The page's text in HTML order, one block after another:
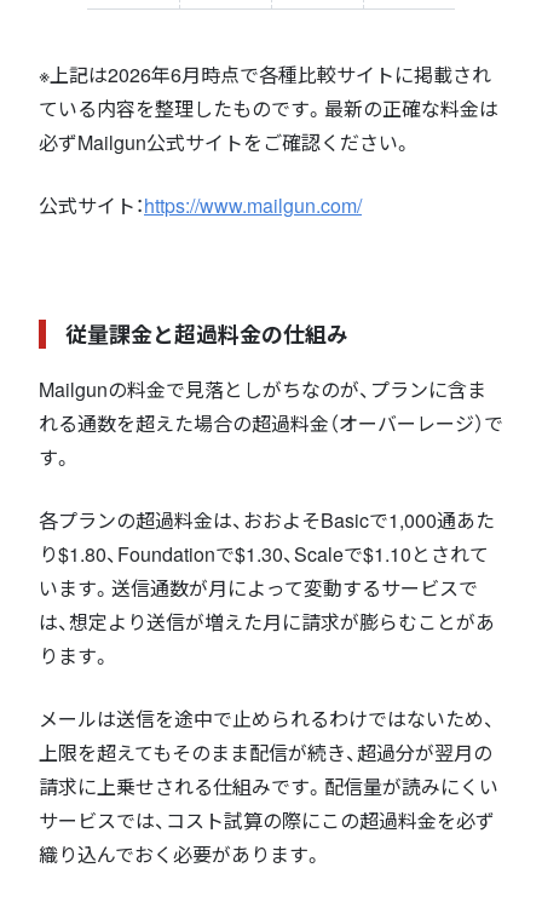
※上記は2026年6月時点で各種比較サイトに掲載され
ている内容を整理したものです。最新の正確な料金は
必ずMailgun公式サイトをご確認ください。
公式サイト：https://www.mailgun.com/
従量課金と超過料金の仕組み
Mailgunの料金で見落としがちなのが、プランに含ま
れる通数を超えた場合の超過料金（オーバーレージ）で
す。
各プランの超過料金は、おおよそBasicで1,000通あた
り$1.80、Foundationで$1.30、Scaleで$1.10とされて
います。送信通数が月によって変動するサービスで
は、想定より送信が増えた月に請求が膨らむことがあ
ります。
メールは送信を途中で止められるわけではないため、
上限を超えてもそのまま配信が続き、超過分が翌月の
請求に上乗せされる仕組みです。配信量が読みにくい
サービスでは、コスト試算の際にこの超過料金を必ず
織り込んでおく必要があります。